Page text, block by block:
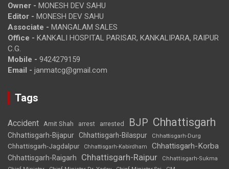
Owner - MONESH DEV SAHU
Editor - MONESH DEV SAHU
Associate - MANGALAM SALES
Office - KANKALI HOSPITAL PARISAR, KANKALIPARA, RAIPUR
C.G.
Mobile - 9424279159
Email - janmatcg@gmail.com
Tags
Accident Amit Shah arrest arrested BJP Chhattisgarh
Chhattisgarh-Bijapur Chhattisgarh-Bilaspur Chhattisgarh-Durg
Chhattisgarh-Jagdalpur Chhattisgarh-Kabirdham Chhattisgarh-Korba
Chhattisgarh-Raigarh Chhattisgarh-Raipur
Chhattisgarh-Sukma